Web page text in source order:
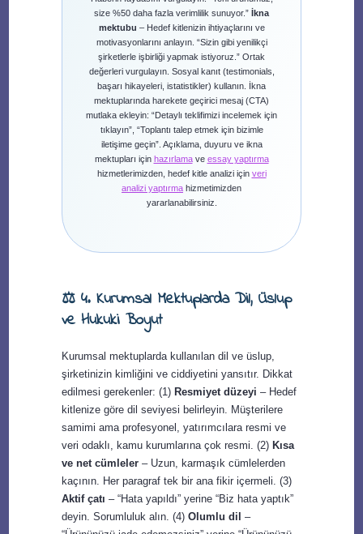
size %50 daha fazla verimlilik sunuyor.” İkna
mektubu – Hedef kitlenizin ihtiyaçlarını ve
motivasyonlarını anlayın. “Sizin gibi yenilikçi
şirketlerle işbirliği yapmak istiyoruz.” Ortak
değerleri vurgulayın. Sosyal kanıt (testimonials,
başarı hikayeleri, istatistikler) kullanın. İkna
mektuplarında harekete geçirici mesaj (CTA)
mutlaka ekleyin: “Detaylı teklifimizi incelemek için
tıklayın”, “Toplantı talep etmek için bizimle
iletişime geçin”. Açıklama, duyuru ve ikna
mektupları için hazırlamave essay yaptırma
hizmetlerimizden, hedef kitle analizi için veri
analizi yaptırma hizmetimizden
yararlanabilirsiniz.
⚖️ 4. Kurumsal Mektuplarda Dil, Üslup
ve Hukuki Boyut
Kurumsal mektuplarda kullanılan dil ve üslup,
şirketinizin kimliğini ve ciddiyetini yansıtır. Dikkat
edilmesi gerekenler: (1)Resmiyet düzeyi – Hedef
kitlenize göre dil seviyesi belirleyin. Müşterilere
samimi ama profesyonel, yatırımcılara resmi ve
veri odaklı, kamu kurumlarına çok resmi. (2)Kısa
ve net cümleler – Uzun, karmaşık cümlelerden
kaçının. Her paragraf tek bir ana fikir içermeli. (3)
Aktif çatı – “Hata yapıldı” yerine “Biz hata yaptık”
deyin. Sorumluluk alın. (4)Olumlu dil –